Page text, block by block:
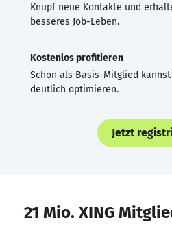
Knüpf neue Kontakte und
besseres Job-Leben.
Kostenlos profitieren
Schon als Basis-Mitglied kannst
deutlich optimieren.
Jetzt
21 Mio. XING